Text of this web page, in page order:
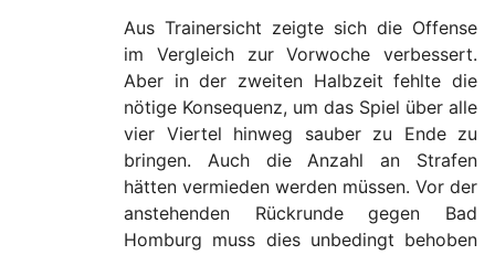
Aus Trainersicht zeigte sich die Offense
im Vergleich zur Vorwoche verbessert.
Aber in der zweiten Halbzeit fehlte die
nötige Konsequenz, um das Spiel über alle
vier Viertel hinweg sauber zu Ende zu
bringen. Auch die Anzahl an Strafen
hätten vermieden werden müssen. Vor der
anstehenden Rückrunde gegen Bad
Homburg muss dies unbedingt behoben